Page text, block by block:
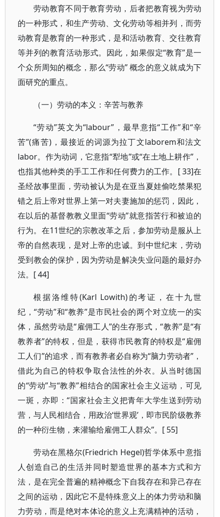
劳动教育不同于教育劳动，后者把教育视为劳动
的一种形式，和生产劳动、文化劳动等相并列，而劳
动教育是教育的一种形式，是和活动教育、交往教育
等并列的教育活动形式。因此，如果假定“教育”是一
个众所周知的概念，那么“劳动” 概念的意义就成为下
面研究的重点。
（一）劳动的本义：辛苦与教养
“劳动”英文为“labour”，最早意指“工作”和“辛
苦”(痛苦)，最接近的词源为拉丁文laborem和法文
labor。作为动词，它意指“犁地”或“在土地上耕作”，
也指其他种类的手工工作和任何费力的工作。[ 33]在
圣经故事里面，劳动被认为是在亚当夏娃偷吃禁果犯
错之后上帝对世界上第一对夫妻施加的惩罚，因此，
在以后的基督教教义里面“劳动”就意指苦行和被迫的
行为。在11世纪的宗教改革之后，参加劳动是服从上
帝的自然表现，是对上帝的忠诚。到中世纪末，劳动
受到教会的保护，因为劳动是解决失业问题的最好办
法。[ 44]
根据洛维特(Karl Lowith)的考证，在十九世
纪，“劳动”和“教养”是市民社会的两个对立统一的实
体，虽然劳动是“雇佣工人”的生存形式，“教养”是“有
教养者”的特权，但是，获得市民教育的特权是“雇佣
工人们”的追求，而有教养者必自称为“脑力劳动者”，
借此为自己的特权争取合法性的外衣。从当时德国
的“劳动”与“教养”相结合的国家社会主义运动，可见
一斑，亦即：“国家社会主义把青年大学生送到劳动
营，与人民相结合，用政治‘世界观’，即市民阶级教养
的一种衍生物，来灌输给雇佣工人群众”。[ 55]
劳动在黑格尔(Friedrich Hegel)哲学体系中意指
人创造自己的生活并同时塑造世界的基本方式和方
法，是在完全普遍的精神概念下自我存在和异己存在
之间的运动，因此它不是特殊意义上的体力劳动和脑
力劳动，而是绝对本体论的意义上充满精神的活动，